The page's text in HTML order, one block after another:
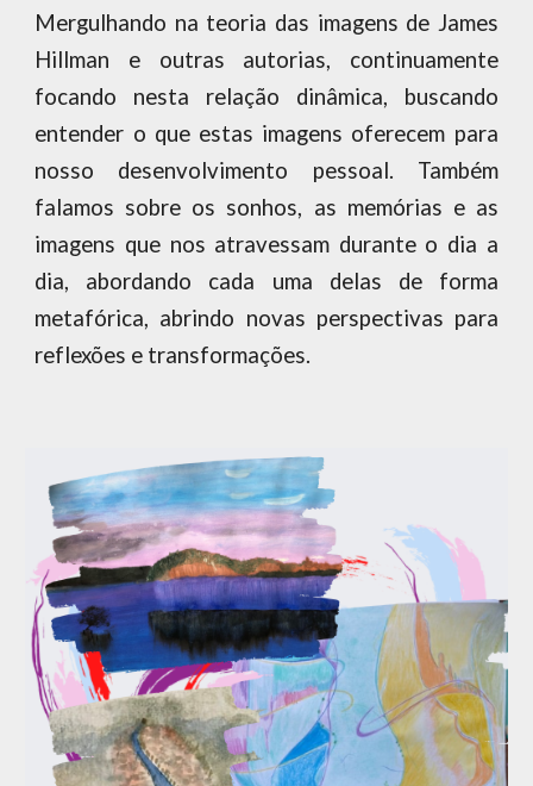
Mergulhando na teoria das imagens de James
Hillman e outras autorias, continuamente
focando nesta relação dinâmica, buscando
entender o que estas imagens oferecem para
nosso desenvolvimento pessoal. Também
falamos sobre os sonhos, as memórias e as
imagens que nos atravessam durante o dia a
dia, abordando cada uma delas de forma
metafórica, abrindo novas perspectivas para
reflexões e transformações.